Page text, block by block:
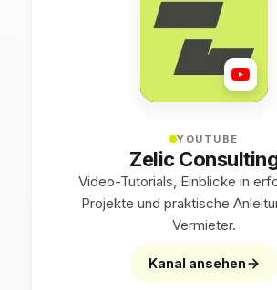
YOUTUBE
Zelic
Video-Tutorials, Einblicke in
Projekte und praktische
Vermieter.
Kanal ansehen